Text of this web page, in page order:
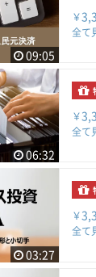
09:05
￥
全て
06:32
￥
全て
03:27
￥
全て